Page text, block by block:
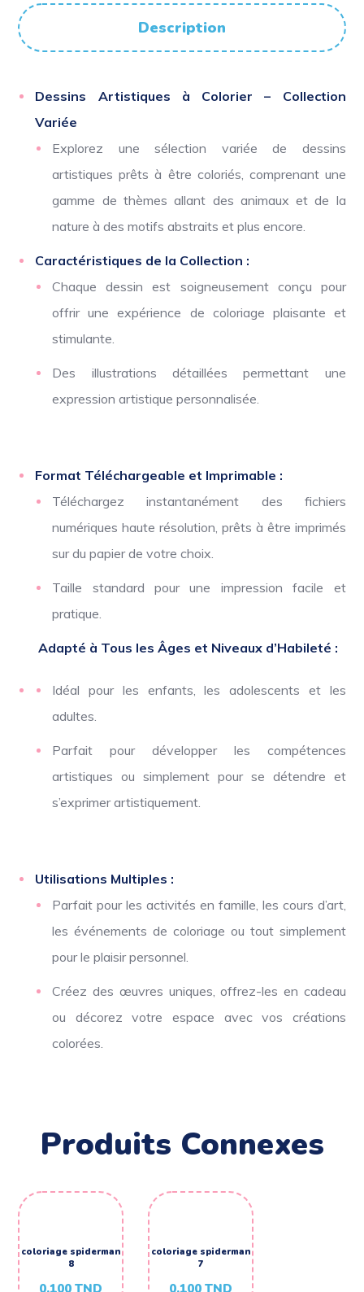
Description
Dessins Artistiques à Colorier – Collection
Variée
Explorez une sélection variée de dessins
artistiques prêts à être coloriés, comprenant une
gamme de thèmes allant des animaux et de la
nature à des motifs abstraits et plus encore.
Caractéristiques de la Collection :
Chaque dessin est soigneusement conçu pour
offrir une expérience de coloriage plaisante et
stimulante.
Des illustrations détaillées permettant une
expression artistique personnalisée.
Format Téléchargeable et Imprimable :
Téléchargez instantanément des fichiers
numériques haute résolution, prêts à être imprimés
sur du papier de votre choix.
Taille standard pour une impression facile et
pratique.
Adapté à Tous les Âges et Niveaux d’Habileté :
Idéal pour les enfants, les adolescents et les
adultes.
Parfait pour développer les compétences
artistiques ou simplement pour se détendre et
s’exprimer artistiquement.
Utilisations Multiples :
Parfait pour les activités en famille, les cours d’art,
les événements de coloriage ou tout simplement
pour le plaisir personnel.
Créez des œuvres uniques, offrez-les en cadeau
ou décorez votre espace avec vos créations
colorées.
Produits Connexes
coloriage spiderman
8
0,100TND
coloriage spiderman
7
0,100TND